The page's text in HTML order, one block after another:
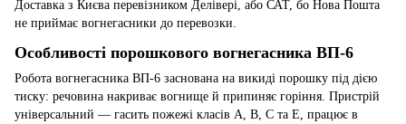
Доставка з Києва перевізником Делівері, або САТ, бо Нова Пошта
не приймає вогнегасники до перевозки.
Особливості порошкового вогнегасника ВП-6
Робота вогнегасника ВП-6 заснована на викиді порошку під дією
тиску: речовина накриває вогнище й припиняє горіння. Пристрій
універсальний — гасить пожежі класів A, B, C та E, працює в